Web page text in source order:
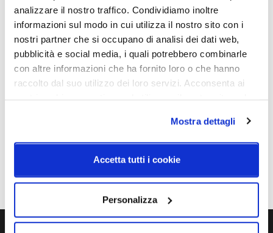
analizzare il nostro traffico. Condividiamo inoltre
informazioni sul modo in cui utilizza il nostro sito con i
nostri partner che si occupano di analisi dei dati web,
pubblicità e social media, i quali potrebbero combinarle
con altre informazioni che ha fornito loro o che hanno
raccolto dal suo utilizzo dei loro servizi. Acconsenta ai
Mostra dettagli
Accetta tutti i cookie
Personalizza
W
ACDimensione Ø54 topLED
CRI 90 | 220-240 V21 W DC -
24 W
ACDimensione Ø35 topLED
CRI 90 | 220-240 V32 W DC
Classe energetica